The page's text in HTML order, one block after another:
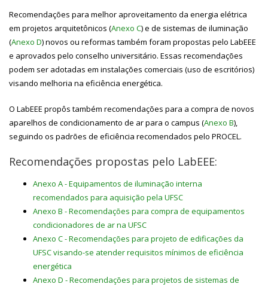
Recomendações para melhor aproveitamento da energia elétrica
em projetos arquitetônicos (Anexo C) e de sistemas de iluminação
(Anexo D) novos ou reformas também foram propostas pelo LabEEE
e aprovados pelo conselho universitário. Essas recomendações
podem ser adotadas em instalações comerciais (uso de escritórios)
visando melhoria na eficiência energética.
O LabEEE propôs também recomendações para a compra de novos
aparelhos de condicionamento de ar para o campus (Anexo B),
seguindo os padrões de eficiência recomendados pelo PROCEL.
Recomendações propostas pelo LabEEE:
Anexo A - Equipamentos de iluminação interna
recomendados para aquisição pela UFSC
Anexo B - Recomendações para compra de equipamentos
condicionadores de ar na UFSC
Anexo C - Recomendações para projeto de edificações da
UFSC visando-se atender requisitos mínimos de eficiência
energética
Anexo D - Recomendações para projetos de sistemas de